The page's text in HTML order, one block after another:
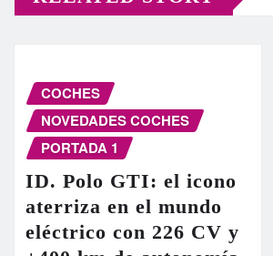
COCHES
NOVEDADES COCHES
PORTADA 1
ID. Polo GTI: el icono
aterriza en el mundo
eléctrico con 226 CV y